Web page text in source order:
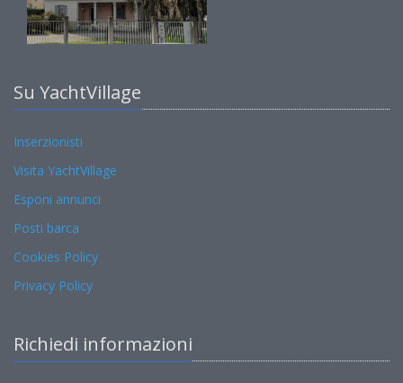
Su YachtVillage
Inserzionisti
Visita YachtVillage
Esponi annunci
Posti barca
Cookies Policy
Privacy Policy
Richiedi informazioni